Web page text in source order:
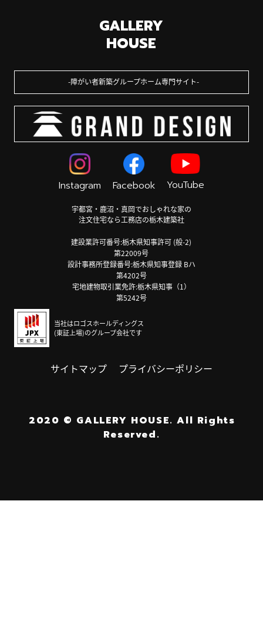
GALLERY
HOUSE
障がい者新築グループホーム専門サイト
Instagram Facebook YouTube
宇都宮・鹿沼・真岡でおしゃれな家の
注文住宅なら工務店の栃木建築社
建設業許可番号:栃木県知事許可 (般-2)
第22009号
設計事務所登録番号:栃木県知事登録 Bハ
第4202号
宅地建物取引業免許:栃木県知事（1）
第5242号
当社はロゴスホールディングス
(東証上場)のグループ会社です
サイトマップ プライバシーポリシー
2020 © GALLERY HOUSE. All Rights
Reserved.